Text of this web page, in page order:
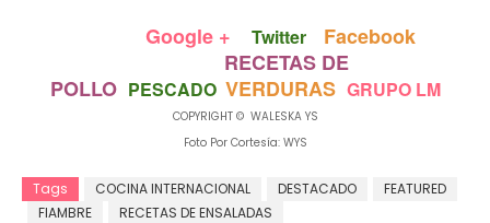
Google +
Twitter
Facebook
RECETAS DE
POLLO PESCADO VERDURAS GRUPO LM
COPYRIGHT © WALESKA YS
Foto Por Cortesía: WYS
Tags COCINA INTERNACIONAL DESTACADO
FEATURED
FIAMBRE
RECETAS DE ENSALADAS